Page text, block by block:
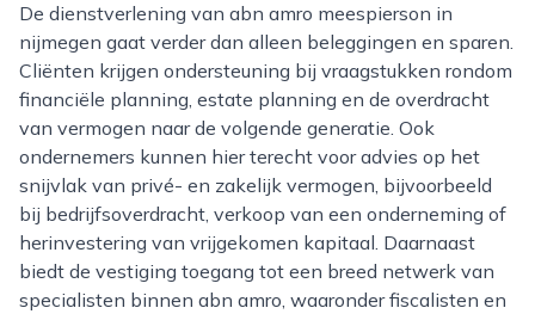
De dienstverlening van abn amro meespierson in
nijmegen gaat verder dan alleen beleggingen en sparen.
Cliënten krijgen ondersteuning bij vraagstukken rondom
financiële planning, estate planning en de overdracht
van vermogen naar de volgende generatie. Ook
ondernemers kunnen hier terecht voor advies op het
snijvlak van privé- en zakelijk vermogen, bijvoorbeeld
bij bedrijfsoverdracht, verkoop van een onderneming of
herinvestering van vrijgekomen kapitaal. Daarnaast
biedt de vestiging toegang tot een breed netwerk van
specialisten binnen abn amro, waaronder fiscalisten en